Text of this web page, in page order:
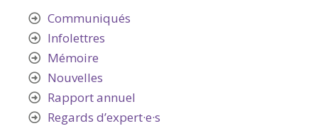
Communiqués
Infolettres
Mémoire
Nouvelles
Rapport annuel
Regards d’expert·e·s